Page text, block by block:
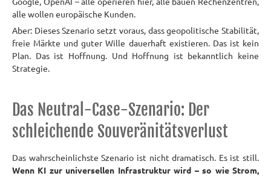
alle wollen europäische Kunden.
Aber: Dieses Szenario setzt voraus, dass geopolitische Stabilität,
freie Märkte und guter Wille dauerhaft existieren. Das ist kein
Plan. Das ist Hoffnung. Und Hoffnung ist bekanntlich keine
Strategie.
Das Neutral-Case-Szenario: Der
schleichende Souveränitätsverlust
Das wahrscheinlichste Szenario ist nicht dramatisch. Es ist still.
Wenn KI zur universellen Infrastruktur wird – so wie Strom,